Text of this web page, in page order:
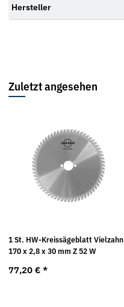
Hersteller
Zuletzt angesehen
1 St. HW-Kreissägeblatt Vielzahn
170 x 2,8 x 30 mm Z 52 W
77,20 € *